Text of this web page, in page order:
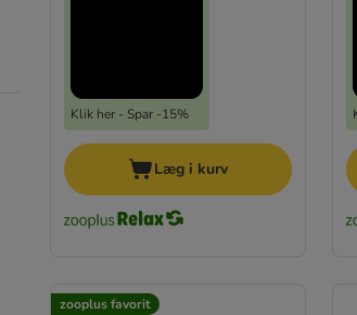
Klik her - Spar -15%
Læg i kurv
zooplus favorit